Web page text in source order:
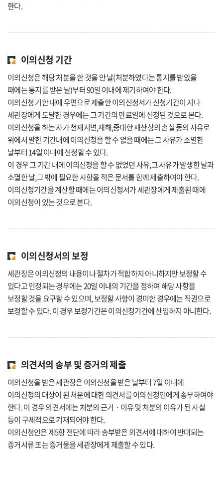
한다.
이의신청 기간
이의신청은 해당 처분을 한 것을 안 날(처분하였다는 통지를 받았을
때에는 통지를 받은 날)부터 90일 이내에 제기하여야 한다.
이의신청 기한 내에 우편으로 제출한 이의신청서가 신청기간이 지나
세관장에게 도달한 경우에는 그 기간의 만료일에 신청된 것으로 본다.
이의신청을 하는 자가 천재지변,재해,중대한 재산상의 손실 등의 사유로
위에서 말한 기간내에 이의신청을 할 수 없을 때에는 그 사유가 소멸한
날부터 14일 이내에 신청할 수 있다.
이 경우 그 기간 내에 이의신청을 할 수 없었던 사유,그 사유가 발생한 날과
소멸한 날,그 밖에 필요한 사항을 적은 문서를 함께 제출하여야 한다.
이의신청기간을 계산할 때에는 이의신청서가 세관장에게 제출된 때에
이의신청이 있는 것으로 본다.
이의신청서의 보정
세관장은 이의신청의 내용이나 절차가 적합하지 아니하지만 보정할 수
있다고 인정되는 경우에는 20일 이내의 기간을 정하여 해당 사항을
보정할 것을 요구할 수 있으며, 보정할 사항이 경미한 경우에는 직권으로
보정할 수 있다. 이 경우 보정기간은 이의신청기간에 산입하지 아니한다.
의견서의 송부 및 증거의 제출
이의신청을 받은 세관장은 이의신청을 받은 날부터 7일 이내에
이의신청의 대상이 된 처분에 대한 의견서를 이의신청인에게 송부하여야
한다. 이 경우 의견서에는 처분의 근거ㆍ이유 및 처분의 이유가 된 사실
등이 구체적으로 기재되어야 한다.
이의신청인은 제5항 전단에 따라 송부받은 의견서에 대하여 반대되는
증거서류 또는 증거물을 세관장에게 제출할 수 있다.